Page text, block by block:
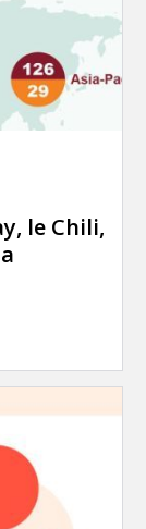
le Chili,